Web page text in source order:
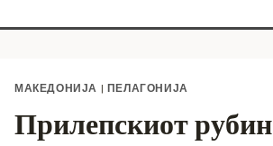
МАКЕДОНИЈА | ПЕЛАГОНИЈА
Прилепскиот рубин